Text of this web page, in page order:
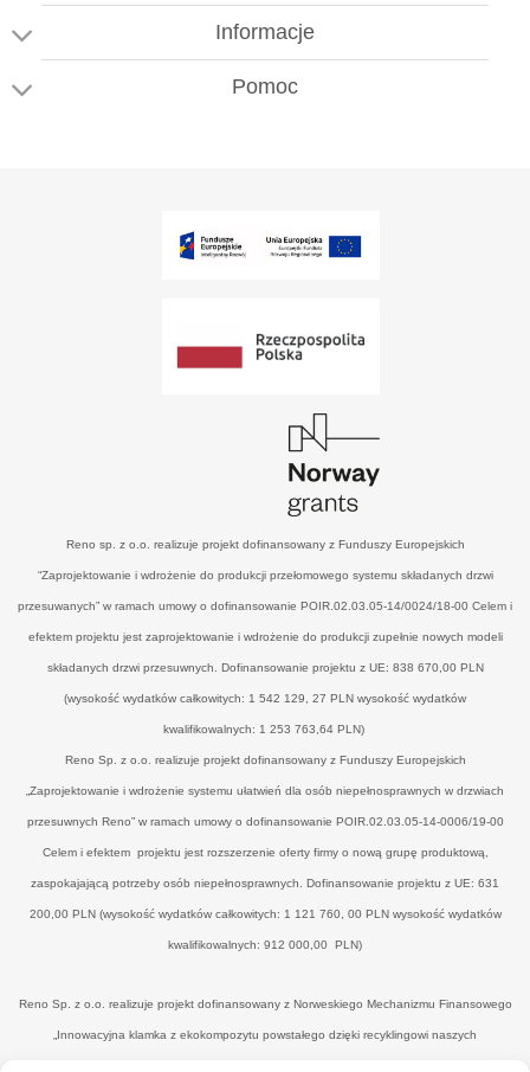
Informacje
Pomoc
Reno sp. z o.o. realizuje projekt dofinansowany z Funduszy Europejskich
“Zaprojektowanie i wdrożenie do produkcji przełomowego systemu składanych drzwi
przesuwanych” w ramach umowy o dofinansowanie POIR.02.03.05-14/0024/18-00 Celem i
efektem projektu jest zaprojektowanie i wdrożenie do produkcji zupełnie nowych modeli
składanych drzwi przesuwnych. Dofinansowanie projektu z UE: 838 670,00 PLN
(wysokość wydatków całkowitych: 1 542 129, 27 PLN wysokość wydatków
kwalifikowalnych: 1 253 763,64 PLN)
Reno Sp. z o.o. realizuje projekt dofinansowany z Funduszy Europejskich
„Zaprojektowanie i wdrożenie systemu ułatwień dla osób niepełnosprawnych w drzwiach
przesuwnych Reno” w ramach umowy o dofinansowanie POIR.02.03.05-14-0006/19-00
Celem i efektem projektu jest rozszerzenie oferty firmy o nową grupę produktową,
zaspokajającą potrzeby osób niepełnosprawnych. Dofinansowanie projektu z UE: 631
200,00 PLN (wysokość wydatków całkowitych: 1 121 760, 00 PLN wysokość wydatków
kwalifikowalnych: 912 000,00 PLN)
Reno Sp. z o.o. realizuje projekt dofinansowany z Norweskiego Mechanizmu Finansowego
„Innowacyjna klamka z ekokompozytu powstałego dzięki recyklingowi naszych